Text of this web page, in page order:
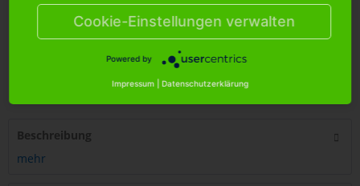
250255 449895
Beschreibung
mehr
Cookie-Einstellungen verwalten
Powered by
Impressum Datenschutzerklärung